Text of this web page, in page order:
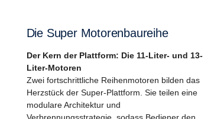
Die Super Motorenbaureihe
Der Kern der Plattform: Die 11-Liter- und 13-
Liter-Motoren
Zwei fortschrittliche Reihenmotoren bilden das
Herzstück der Super-Plattform. Sie teilen eine
modulare Architektur und